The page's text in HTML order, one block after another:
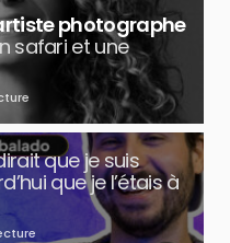
photographe
safari et une
que je suis
que je l’étais à